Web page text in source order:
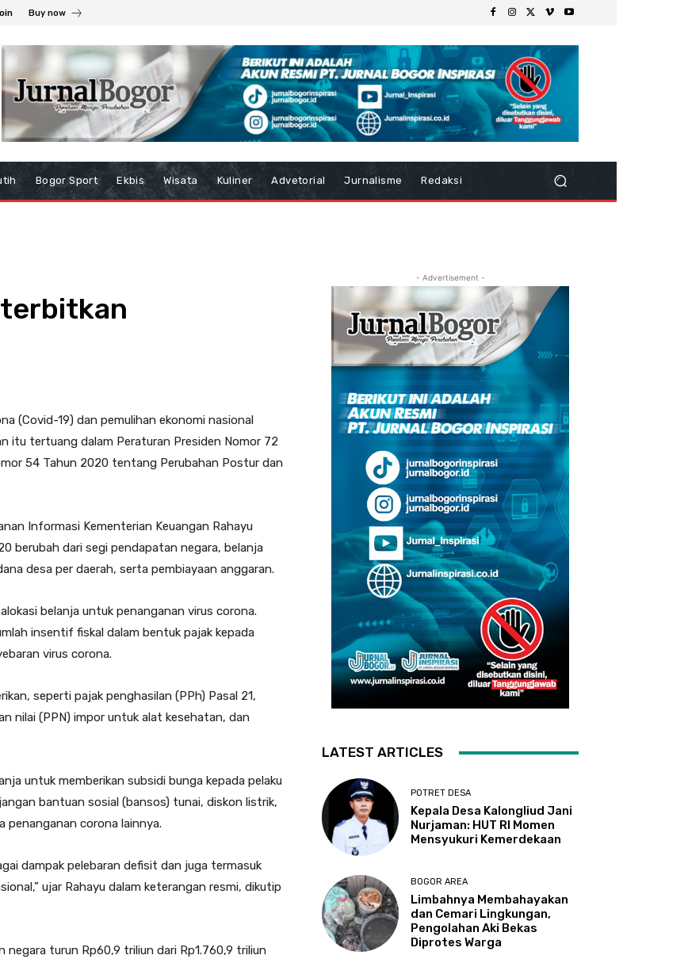
Buy now
Bogor Sport Ekbis Wisata Kuliner Advetorial Jurnalisme Redaksi
(Covid-19) dan pemulihan ekonomi nasional
itu tertuang dalam Peraturan Presiden Nomor 72
54 Tahun 2020 tentang Perubahan Postur dan
Informasi Kementerian Keuangan Rahayu
berubah dari segi pendapatan negara, belanja
desa per daerah, serta pembiayaan anggaran.
belanja untuk penanganan virus corona.
insentif fiskal dalam bentuk pajak kepada
virus corona.
seperti pajak penghasilan (PPh) Pasal 21,
nilai (PPN) impor untuk alat kesehatan, dan
untuk memberikan subsidi bunga kepada pelaku
bantuan sosial (bansos) tunai, diskon listrik,
penanganan corona lainnya.
dampak pelebaran defisit dan juga termasuk
ujar Rahayu dalam keterangan resmi, dikutip
turun Rp60,9 triliun dari Rp1.760,9 triliun
- Advertisement -
LATEST ARTICLES
POTRET DESA
Kepala Desa Kalongliud Jani
Nurjaman: HUT RI Momen
Mensyukuri Kemerdekaan
BOGOR AREA
Limbahnya Membahayakan
dan Cemari Lingkungan,
Pengolahan Aki Bekas
Diprotes Warga